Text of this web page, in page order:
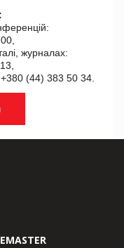
журналах:
(44) 383 50 34.